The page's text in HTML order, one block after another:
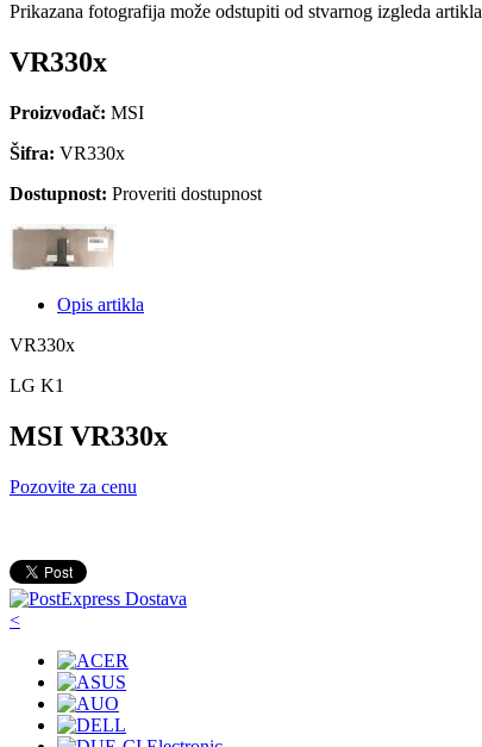
Prikazana fotografija može odstupiti od stvarnog izgleda artikla
VR330x
Proizvođač: MSI
Šifra: VR330x
Dostupnost: Proveriti dostupnost
Opis artikla
VR330x
LG K1
MSI VR330x
Pozovite za cenu
<